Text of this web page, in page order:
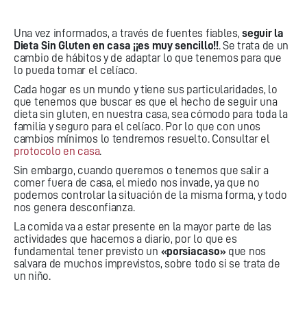
Una vez informados, a través de fuentes fiables,seguir la
Dieta Sin Gluten en casa ¡¡es muy sencillo!!. Se trata de un
cambio de hábitos y de adaptar lo que tenemos para que
lo pueda tomar el celíaco.
Cada hogar es un mundo y tiene sus particularidades, lo
que tenemos que buscar es que el hecho de seguir una
dieta sin gluten, en nuestra casa, sea cómodo para toda la
familia y seguro para el celíaco. Por lo que con unos
cambios mínimos lo tendremos resuelto. Consultar el
protocolo en casa.
Sin embargo, cuando queremos o tenemos que salir a
comer fuera de casa, el miedo nos invade, ya que no
podemos controlar la situación de la misma forma, y todo
nos genera desconfianza.
La comida va a estar presente en la mayor parte de las
actividades que hacemos a diario, por lo que es
fundamental tener previsto un «porsiacaso»que nos
salvara de muchos imprevistos, sobre todo si se trata de
un niño.